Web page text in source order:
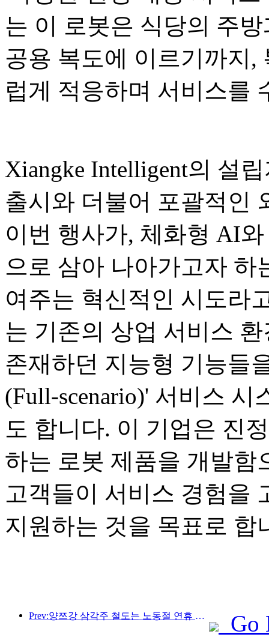
는 이 로봇은 식당의 주
공용 복도에 이르기까지,
럽게 적응하며 서비스를
Xiangke Intelligent의 설
출시와 더불어 포괄적인
이번 행사가, 체화형 AI
으로 삼아 나아가고자
여주는 혁신적인 시도라
는 기존의 상업 서비스
존재하던 지능형 기능들
(Full-scenario)' 서비스
도 합니다. 이 기업은 진
하는 로봇 제품을 개발함
고객들이 서비스 경험을
지원하는 것을 목표로 합
Prev:양쯔강 삼각주 철도는 노동절 연휴 기간 동안 2,138만 명이 넘는 승객을 수송했습니다.
Go